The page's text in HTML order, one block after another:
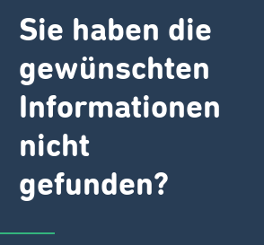
Sie haben die
gewünschten
Informationen
nicht
gefunden?